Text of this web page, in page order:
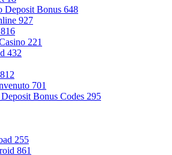
Deposit Bonus 648
927
221
432
701
Bonus Codes 295
255
861